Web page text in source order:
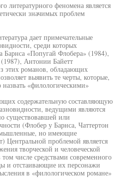
литературного феномена является
значимых проблем
дает примечательные
среди которых
«Попугай Флобера» (1984),
Антонии Байетт
этих романов, обладающих
выявить те черты, которые,
«филологическими»
содержательную составляющую
ведущими являются
существовавшей или
(Флобер у Барнса, Чаттертон
но имеющие
Центральной проблемой является
творческой и человеческой
числе средствами современного
и отстаивающие их персонажи
в «филологическом романе»